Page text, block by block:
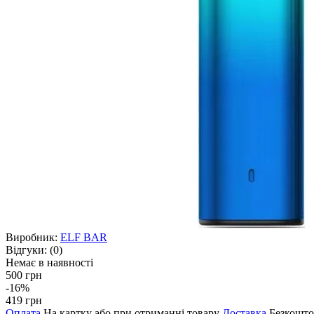
Виробник: ELF BAR
Відгуки: (0)
Немає в наявності
500 грн
-16%
419 грн